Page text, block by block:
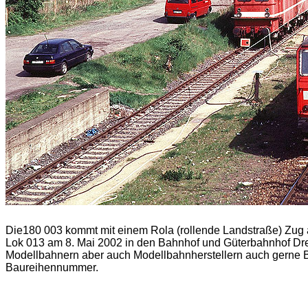
Die180 003 kommt mit einem Rola (rollende Landstraße)
Lok 013 am 8. Mai 2002 in den Bahnhof und Güterbahnhof
Modellbahnern aber auch Modellbahnherstellern auch
Baureihennummer.